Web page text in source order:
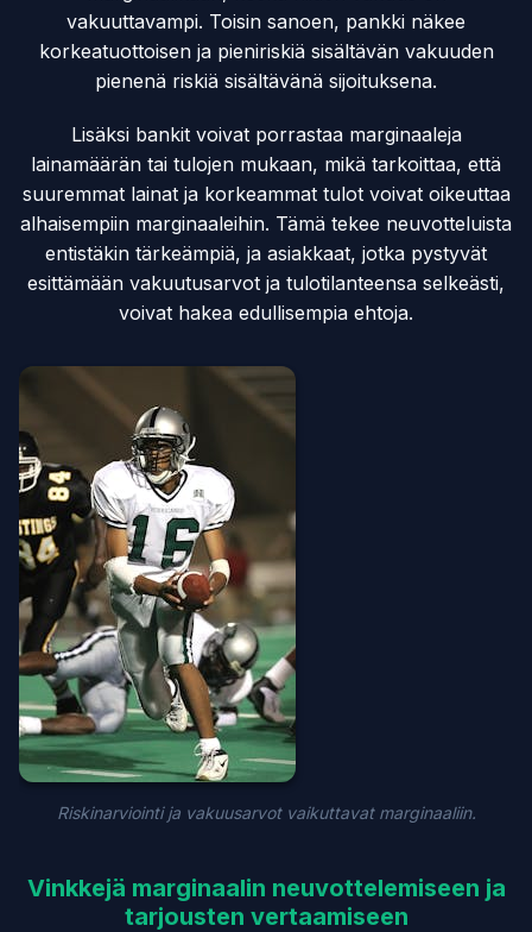
vakuuttavampi. Toisin sanoen, pankki näkee
korkeatuottoisen ja pieniriskiä sisältävän vakuuden
pienenä riskiä sisältävänä sijoituksena.
Lisäksi bankit voivat porrastaa marginaaleja
lainamäärän tai tulojen mukaan, mikä tarkoittaa, että
suuremmat lainat ja korkeammat tulot voivat oikeuttaa
alhaisempiin marginaaleihin. Tämä tekee neuvotteluista
entistäkin tärkeämpiä, ja asiakkaat, jotka pystyvät
esittämään vakuutusarvot ja tulotilanteensa selkeästi,
voivat hakea edullisempia ehtoja.
Riskinarviointi ja vakuusarvot vaikuttavat marginaaliin.
Vinkkejä marginaalin neuvottelemiseen ja
tarjousten vertaamiseen